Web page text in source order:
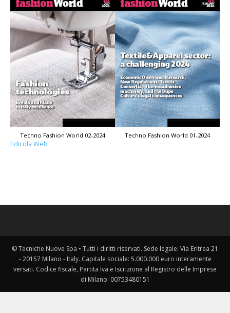
Techno Fashion World 02-2024 Techno Fashion World 01-2024
Edicola Web
© Tecniche Nuove Spa • Tutti i diritti riservati. Sede legale: Via Eritrea 21
- 20157 Milano - Italy. Capitale sociale: 5.000.000 euro interamente
versati. Codice fiscale, Partita Iva e Iscrizione al Registro delle Imprese
di Milano: 00753480151